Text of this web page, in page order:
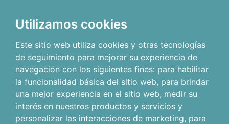
Utilizamos cookies
Este sitio web utiliza cookies y otras tecnologías
de seguimiento para mejorar su experiencia de
navegación con los siguientes fines: para habilitar
la funcionalidad básica del sitio web, para brindar
una mejor experiencia en el sitio web, medir su
interés en nuestros productos y servicios y
personalizar las interacciones de marketing, para